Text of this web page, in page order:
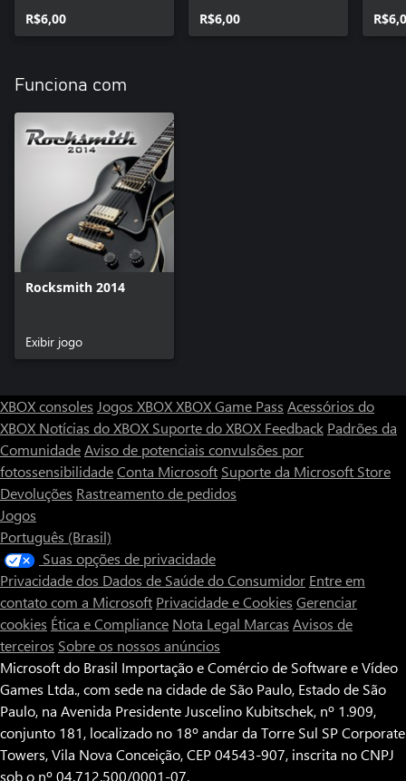
R$6,00 R$6,00
Funciona com
Rocksmith 2014
Exibir jogo
XBOX consoles Jogos XBOXXBOX Game Pass Acessórios do
XBOX Notícias do XBOX Suporte do XBOX Feedback Padrões da
ComunidadeAviso de potenciais convulsões por
fotossensibilidadeConta Microsoft Suporte da Microsoft Store
Devoluções Rastreamento de pedidos
Jogos
Português (Brasil)
Suas opções de privacidade
Privacidade dos Dados de Saúde do Consumidor Entre em
contato com a Microsoft Privacidade e Cookies Gerenciar
cookies Ética e Compliance Nota Legal Marcas Avisos de
terceiros Sobre os nossos anúncios
Microsoft do Brasil Importação e Comércio de Software e Vídeo
Games Ltda., com sede na cidade de São Paulo, Estado de São
Paulo, na Avenida Presidente Juscelino Kubitschek, nº 1.909,
conjunto 181, localizado no 18º andar da Torre Sul SP Corporate
Towers, Vila Nova Conceição, CEP 04543-907, inscrita no CNPJ
sob o nº 04.712.500/0001-07.